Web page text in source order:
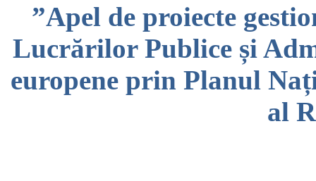
”Apel de proiecte
Lucrărilor Publice și
europene prin Planul
al